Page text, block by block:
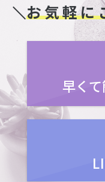
お気軽に
早く